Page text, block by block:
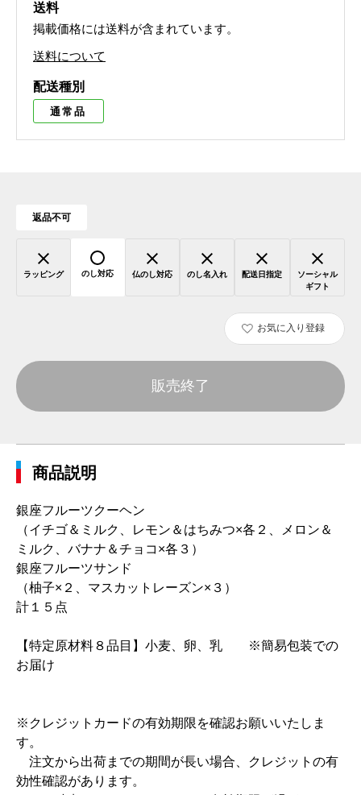
送料
掲載価格には送料が含まれています。
送料について
配送種別
通常品
返品不可
ラッピング のし対応 仏のし対応 のし名入れ 配送日指定
ソーシャル
ギフト
お気に入り登録
販売終了
商品説明
銀座フルーツクーヘン
（イチゴ＆ミルク、レモン＆はちみつ×各２、メロン＆
ミルク、バナナ＆チョコ×各３）
銀座フルーツサンド
（柚子×２、マスカットレーズン×３）
計１５点
【特定原材料８品目】小麦、卵、乳 ※簡易包装での
お届け
※クレジットカードの有効期限を確認お願いいたしま
す。
注文から出荷までの期間が長い場合、クレジットの有
効性確認があります。